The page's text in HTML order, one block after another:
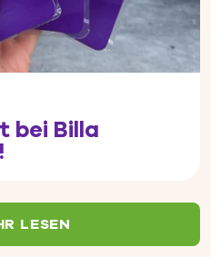
bei Billa
LESEN